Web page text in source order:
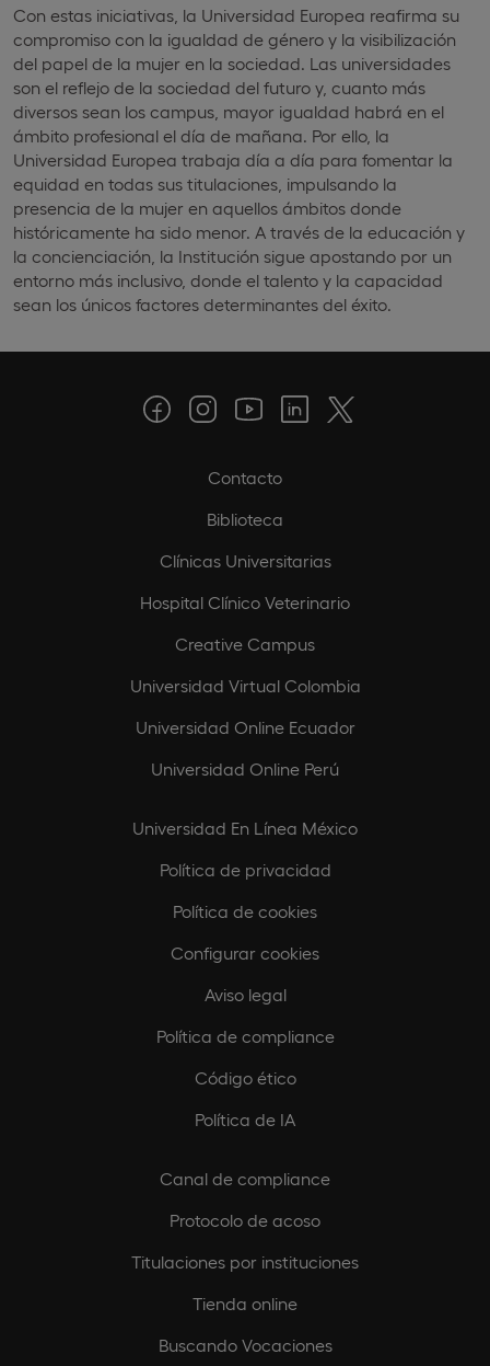
Con estas iniciativas, la Universidad Europea reafirma su
compromiso con la igualdad de género y la visibilización
del papel de la mujer en la sociedad. Las universidades
son el reflejo de la sociedad del futuro y, cuanto más
diversos sean los campus, mayor igualdad habrá en el
ámbito profesional el día de mañana. Por ello, la
Universidad Europea trabaja día a día para fomentar la
equidad en todas sus titulaciones, impulsando la
presencia de la mujer en aquellos ámbitos donde
históricamente ha sido menor. A través de la educación y
la concienciación, la Institución sigue apostando por un
entorno más inclusivo, donde el talento y la capacidad
sean los únicos factores determinantes del éxito.
Contacto
Biblioteca
Clínicas Universitarias
Hospital Clínico Veterinario
Creative Campus
Universidad Virtual Colombia
Universidad Online Ecuador
Universidad Online Perú
Universidad En Línea México
Política de privacidad
Política de cookies
Configurar cookies
Aviso legal
Política de compliance
Código ético
Política de IA
Canal de compliance
Protocolo de acoso
Titulaciones por instituciones
Tienda online
Buscando Vocaciones